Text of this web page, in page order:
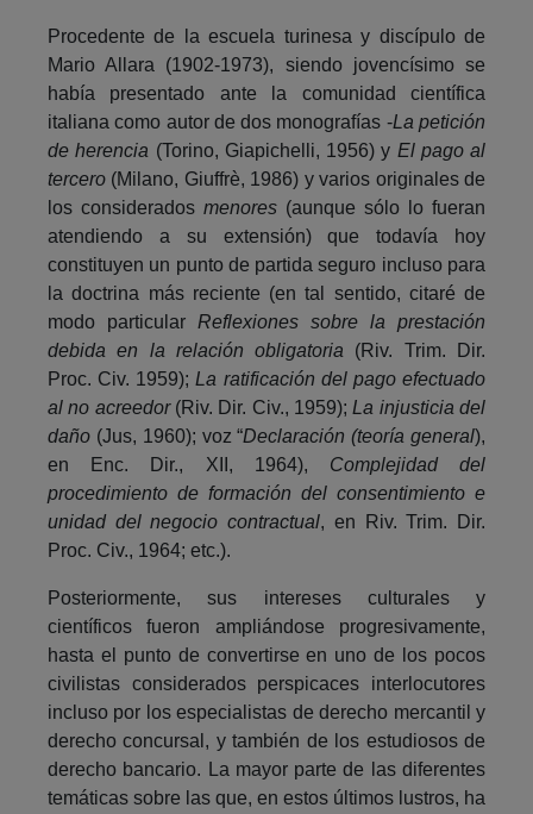
Procedente de la escuela turinesa y discípulo de
Mario Allara (1902-1973), siendo jovencísimo se
había presentado ante la comunidad científica
italiana como autor de dos monografías -La petición
de herencia (Torino, Giapichelli, 1956) y El pago al
tercero (Milano, Giuffrè, 1986) y varios originales de
los considerados menores (aunque sólo lo fueran
atendiendo a su extensión) que todavía hoy
constituyen un punto de partida seguro incluso para
la doctrina más reciente (en tal sentido, citaré de
modo particular Reflexiones sobre la prestación
debida en la relación obligatoria (Riv. Trim. Dir.
Proc. Civ. 1959);La ratificación del pago efectuado
al no acreedor(Riv. Dir. Civ., 1959);La injusticia del
daño (Jus, 1960); voz “Declaración (teoría general),
en Enc. Dir., XII, 1964), Complejidad del
procedimiento de formación del consentimiento e
unidad del negocio contractual, en Riv. Trim. Dir.
Proc. Civ., 1964; etc.).
Posteriormente, sus intereses culturales y
científicos fueron ampliándose progresivamente,
hasta el punto de convertirse en uno de los pocos
civilistas considerados perspicaces interlocutores
incluso por los especialistas de derecho mercantil y
derecho concursal, y también de los estudiosos de
derecho bancario. La mayor parte de las diferentes
temáticas sobre las que, en estos últimos lustros, ha